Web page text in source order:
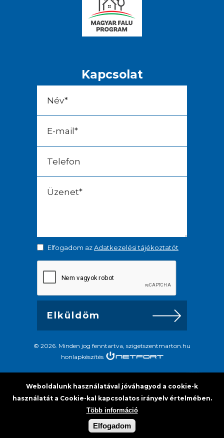
Kapcsolat
Elfogadom azAdatkezelési tájékoztatót
© 2026. Minden jog fenntartva, szigetszentmarton.hu
honlapkészítés
Weboldalunk használatával jóváhagyod a cookie-k
használatát a Cookie-kal kapcsolatos irányelv értelmében.
Több információ
Elfogadom